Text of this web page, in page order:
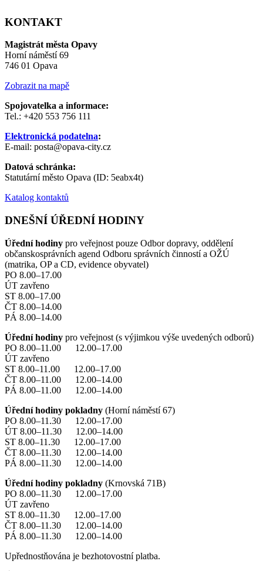
KONTAKT
Magistrát města Opavy
Horní náměstí 69
746 01 Opava
Zobrazit na mapě
Spojovatelka a informace:
Tel.: +420 553 756 111
Elektronická podatelna:
E-mail: posta@opava-city.cz
Datová schránka:
Statutární město Opava (ID: 5eabx4t)
Katalog kontaktů
DNEŠNÍ ÚŘEDNÍ HODINY
Úřední hodiny pro veřejnost pouze Odbor dopravy, oddělení
občanskosprávních agend Odboru správních činností a OŽÚ
(matrika, OP a CD, evidence obyvatel)
PO 8.00–17.00
ÚT zavřeno
ST 8.00–17.00
ČT 8.00–14.00
PÁ 8.00–14.00
Úřední hodiny pro veřejnost (s výjimkou výše uvedených odborů)
PO 8.00–11.00 12.00–17.00
ÚT zavřeno
ST 8.00–11.00 12.00–17.00
ČT 8.00–11.00 12.00–14.00
PÁ 8.00–11.00 12.00–14.00
Úřední hodiny pokladny (Horní náměstí 67)
PO 8.00–11.30 12.00–17.00
ÚT 8.00–11.30 12.00–14.00
ST 8.00–11.30 12.00–17.00
ČT 8.00–11.30 12.00–14.00
PÁ 8.00–11.30 12.00–14.00
Úřední hodiny pokladny (Krnovská 71B)
PO 8.00–11.30 12.00–17.00
ÚT zavřeno
ST 8.00–11.30 12.00–17.00
ČT 8.00–11.30 12.00–14.00
PÁ 8.00–11.30 12.00–14.00
Upřednostňována je bezhotovostní platba.